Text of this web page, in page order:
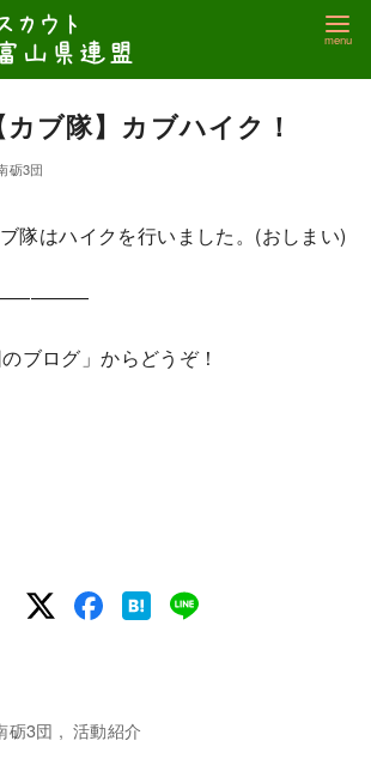
ブ隊】カブハイク！
砺3団
はハイクを行いました。(おしまい)
ブログ」からどうぞ！
砺3団 活動紹介